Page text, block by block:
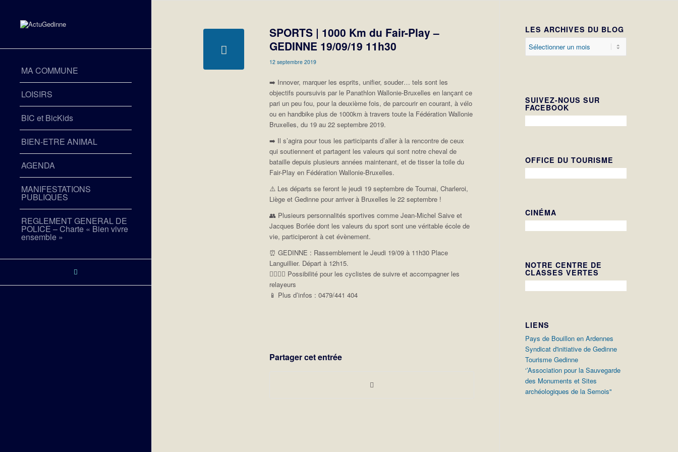
MA COMMUNE
LOISIRS
BIC et BicKids
BIEN-ETRE ANIMAL
AGENDA
MANIFESTATIONS
PUBLIQUES
REGLEMENT GENERAL DE
POLICE – Charte « Bien vivre
ensemble »
SPORTS | 1000 Km du Fair-Play –
GEDINNE 19/09/19 11h30
12 septembre 2019
➡️ Innover, marquer les esprits, unifier, souder… tels sont les
objectifs poursuivis par le Panathlon Wallonie-Bruxelles en lançant ce
pari un peu fou, pour la deuxième fois, de parcourir en courant, à vélo
ou en handbike plus de 1000km à travers toute la Fédération Wallonie
Bruxelles, du 19 au 22 septembre 2019.
➡️ Il s’agira pour tous les participants d’aller à la rencontre de ceux
qui soutiennent et partagent les valeurs qui sont notre cheval de
bataille depuis plusieurs années maintenant, et de tisser la toile du
Fair-Play en Fédération Wallonie-Bruxelles.
⚠️ Les départs se feront le jeudi 19 septembre de Tournai, Charleroi,
Liège et Gedinne pour arriver à Bruxelles le 22 septembre !
👥 Plusieurs personnalités sportives comme Jean-Michel Saive et
Jacques Borlée dont les valeurs du sport sont une véritable école de
vie, participeront à cet évènement.
⏰ GEDINNE : Rassemblement le Jeudi 19/09 à 11h30 Place
Languillier. Départ à 12h15.
🚴‍♀️🚴‍♂️ Possibilité pour les cyclistes de suivre et accompagner les
relayeurs
📱 Plus d’infos : 0479/441 404
Partager cet entrée
LES ARCHIVES DU BLOG
SUIVEZ-NOUS SUR
FACEBOOK
OFFICE DU TOURISME
CINÉMA
NOTRE CENTRE DE
CLASSES VERTES
LIENS
Pays de Bouillon en Ardennes
Syndicat d'initiative de Gedinne
Tourisme Gedinne
‘’Association pour la Sauvegarde
des Monuments et Sites
archéologiques de la Semois"